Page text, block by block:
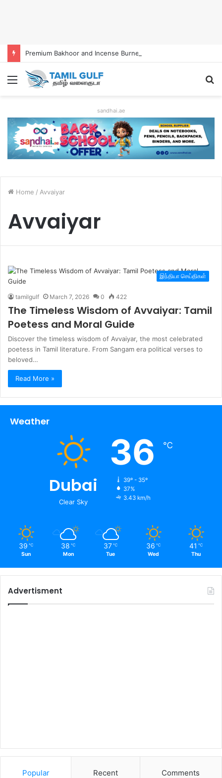
Menu
sandhai.ae
Home / Avvaiyar
Avvaiyar
இந்தியா செய்திகள்
tamilgulf March 7, 2026 0 422
The Timeless Wisdom of Avvaiyar: Tamil
Poetess and Moral Guide
Discover the timeless wisdom of Avvaiyar, the most celebrated
poetess in Tamil literature. From Sangam era political verses to
beloved…
Read More »
Weather
Dubai
Clear Sky
36 ℃
39º - 35º
37%
3.43 km/h
39 ℃
Sun
38 ℃
Mon
37 ℃
Tue
36 ℃
Wed
41 ℃
Thu
Advertisment
Popular Recent Comments